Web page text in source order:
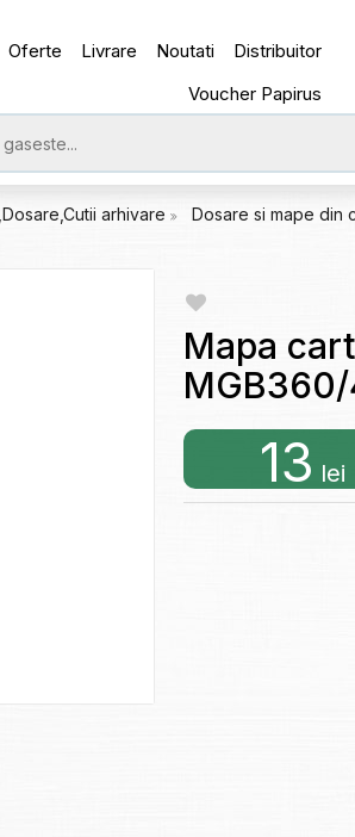
Oferte Livrare Noutati
Distribuitor
Voucher Papirus
arhivare Dosare si mape din
Mapa
13 lei